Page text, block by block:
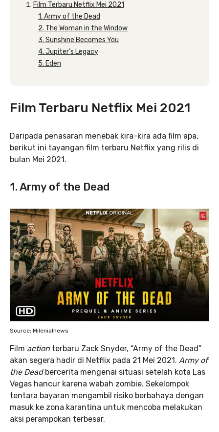
Film Terbaru Netflix Mei 2021
1. Army of the Dead
2. The Woman in the Window
3. Sunshine Becomes You
4. Jupiter’s Legacy
5. Eden
Film Terbaru Netflix Mei 2021
Daripada penasaran menebak kira-kira ada film apa,
berikut ini tayangan film terbaru Netflix yang rilis di
bulan Mei 2021.
1. Army of the Dead
Source; Milenialnews
Film action terbaru Zack Snyder, “Army of the Dead”
akan segera hadir di Netflix pada 21 Mei 2021. Army of
the Dead bercerita mengenai situasi setelah kota Las
Vegas hancur karena wabah zombie. Sekelompok
tentara bayaran mengambil risiko berbahaya dengan
masuk ke zona karantina untuk mencoba melakukan
aksi perampokan terbesar.